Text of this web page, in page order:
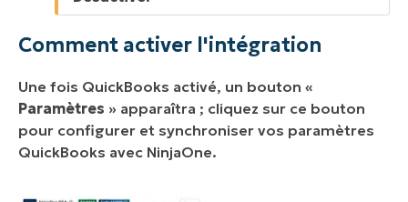
Comment activer l'intégration
Une fois QuickBooks activé, un bouton «
Paramètres » apparaîtra ; cliquez sur ce bouton
pour configurer et synchroniser vos paramètres
QuickBooks avec NinjaOne.